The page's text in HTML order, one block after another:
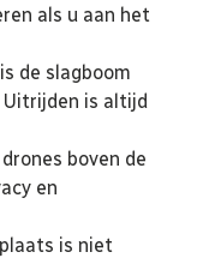
als u aan het
de slagboom
Uitrijden is altijd
boven de
en
is niet